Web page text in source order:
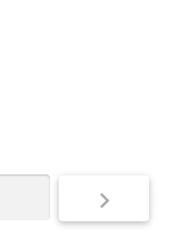
